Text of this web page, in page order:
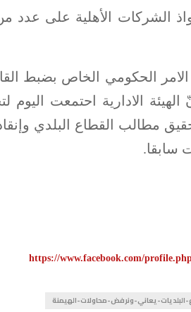
الشركات الأهلية على عدد من
الحكومي الخاص بضبط
الادارية احتمعت اليوم
مطالب القطاع البلدي
سابقا.
https://www.facebook.com/
البلديات-يعاني-ونرفض-محاولات-الهيمنة